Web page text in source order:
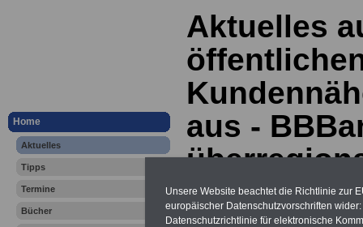
Home
Aktuelles
Tipps
Termine
Bücher
Aktuelles
aus -
2012
Unsere Website beachtet die Richtlinie zur
europäischer Datenschutzvorschriften
Datenschutzrichtlinie für elektronische